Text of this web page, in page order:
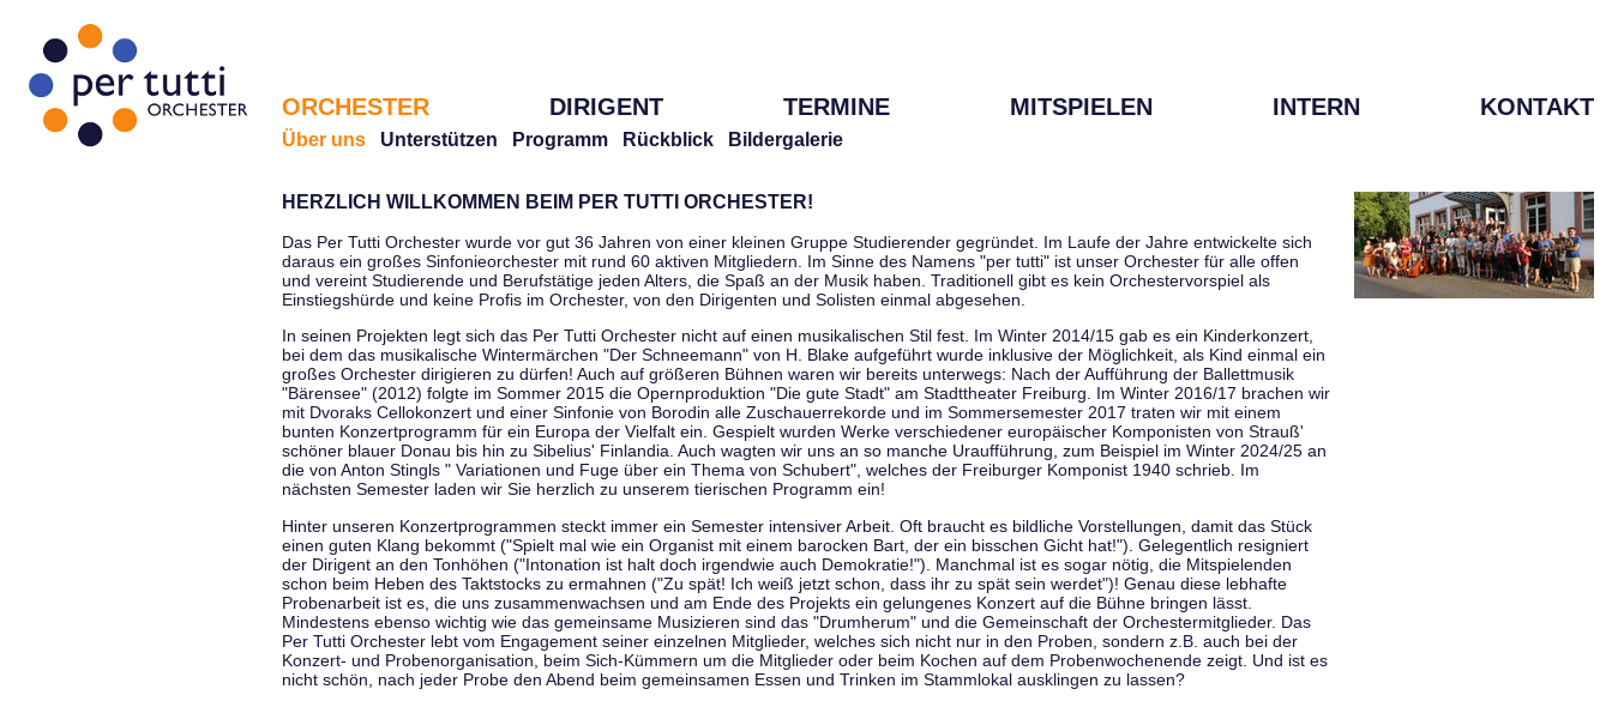
ORCHESTER DIRIGENT TERMINE MITSPIELEN INTERN KONTAKT
Über uns Unterstützen Programm Rückblick Bildergalerie
HERZLICH WILLKOMMEN BEIM PER TUTTI ORCHESTER!
Das Per Tutti Orchester wurde vor gut 36 Jahren von einer kleinen Gruppe Studierender gegründet. Im Laufe der Jahre entwickelte sich
daraus ein großes Sinfonieorchester mit rund 60 aktiven Mitgliedern. Im Sinne des Namens "per tutti" ist unser Orchester für alle offen
und vereint Studierende und Berufstätige jeden Alters, die Spaß an der Musik haben. Traditionell gibt es kein Orchestervorspiel als
Einstiegshürde und keine Profis im Orchester, von den Dirigenten und Solisten einmal abgesehen.
In seinen Projekten legt sich das Per Tutti Orchester nicht auf einen musikalischen Stil fest. Im Winter 2014/15 gab es ein Kinderkonzert,
bei dem das musikalische Wintermärchen "Der Schneemann" von H. Blake aufgeführt wurde inklusive der Möglichkeit, als Kind einmal ein
großes Orchester dirigieren zu dürfen! Auch auf größeren Bühnen waren wir bereits unterwegs: Nach der Aufführung der Ballettmusik
"Bärensee" (2012) folgte im Sommer 2015 die Opernproduktion "Die gute Stadt" am Stadttheater Freiburg. Im Winter 2016/17 brachen wir
mit Dvoraks Cellokonzert und einer Sinfonie von Borodin alle Zuschauerrekorde und im Sommersemester 2017 traten wir mit einem
bunten Konzertprogramm für ein Europa der Vielfalt ein. Gespielt wurden Werke verschiedener europäischer Komponisten von Strauß'
schöner blauer Donau bis hin zu Sibelius' Finlandia. Auch wagten wir uns an so manche Uraufführung, zum Beispiel im Winter 2024/25 an
die von Anton Stingls " Variationen und Fuge über ein Thema von Schubert", welches der Freiburger Komponist 1940 schrieb. Im
nächsten Semester laden wir Sie herzlich zu unserem tierischen Programm ein!
Hinter unseren Konzertprogrammen steckt immer ein Semester intensiver Arbeit. Oft braucht es bildliche Vorstellungen, damit das Stück
einen guten Klang bekommt ("Spielt mal wie ein Organist mit einem barocken Bart, der ein bisschen Gicht hat!"). Gelegentlich resigniert
der Dirigent an den Tonhöhen ("Intonation ist halt doch irgendwie auch Demokratie!"). Manchmal ist es sogar nötig, die Mitspielenden
schon beim Heben des Taktstocks zu ermahnen ("Zu spät! Ich weiß jetzt schon, dass ihr zu spät sein werdet")! Genau diese lebhafte
Probenarbeit ist es, die uns zusammenwachsen und am Ende des Projekts ein gelungenes Konzert auf die Bühne bringen lässt.
Mindestens ebenso wichtig wie das gemeinsame Musizieren sind das "Drumherum" und die Gemeinschaft der Orchestermitglieder. Das
Per Tutti Orchester lebt vom Engagement seiner einzelnen Mitglieder, welches sich nicht nur in den Proben, sondern z.B. auch bei der
Konzert- und Probenorganisation, beim Sich-Kümmern um die Mitglieder oder beim Kochen auf dem Probenwochenende zeigt. Und ist es
nicht schön, nach jeder Probe den Abend beim gemeinsamen Essen und Trinken im Stammlokal ausklingen zu lassen?